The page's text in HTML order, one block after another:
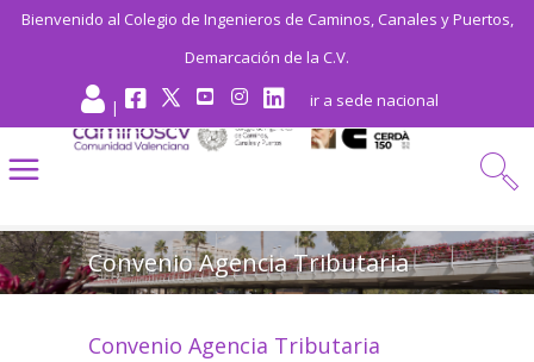
Bienvenido al Colegio de Ingenieros de Caminos, Canales y Puertos,
Demarcación de la C.V.
| ir a sede nacional
Convenio Agencia Tributaria
Convenio Agencia Tributaria